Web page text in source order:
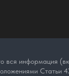
информация
Статьи